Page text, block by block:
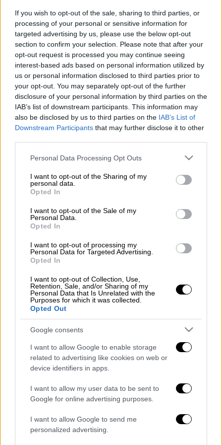
If you wish to opt-out of the sale, sharing to third parties, or
processing of your personal or sensitive information for
targeted advertising by us, please use the below opt-out
section to confirm your selection. Please note that after your
opt-out request is processed you may continue seeing
interest-based ads based on personal information utilized by
us or personal information disclosed to third parties prior to
your opt-out. You may separately opt-out of the further
disclosure of your personal information by third parties on the
IAB’s list of downstream participants. This information may
also be disclosed by us to third parties on the IAB’s List of
Downstream Participants that may further disclose it to other
Please note that this website/app uses one or more Google
not limited to your visit or usage behaviour. You may click to
grant or deny consent to Google and its third-party tags to
use your data for below specified purposes in below Google
consent section.
Personal Data Processing Opt Outs
I want to opt-out of the Sharing of my
personal data.
Opted In
I want to opt-out of the Sale of my
Personal Data.
Opted In
I want to opt-out of processing my
Personal Data for Targeted Advertising.
Opted In
I want to opt-out of Collection, Use,
Retention, Sale, and/or Sharing of my
Personal Data that Is Unrelated with the
Purposes for which it was collected.
Opted Out
Google consents
I want to allow Google to enable storage
related to advertising like cookies on web or
device identifiers in apps.
I want to allow my user data to be sent to
Google for online advertising purposes.
I want to allow Google to send me
personalized advertising.
Γουατεμάλα/Χ
Προσθέστε το ΕΘΝΟΣ στη Google
Τη ζωή του κατά τη διάρκειαθρησκευτικής
τελετήςέχασε 45χρονος στηΓουατεμάλα.
Ο 45χρονος Μιγκέλ Σουτ στήριζε έναν
άνδρα που ετοιμαζόταν ναβαπτιστεί στη
λίμνηΑτιτλάν. Ξαφνικά ο άνδρας έχασε την
ισορροπίατου με συνέπεια ο Σουτ που τον
κρατούσενα βρεθεί κάτω από το νερό.«Ωχ,
ακούγονται να φωνάζουν αυτόπτες
μάρτυρες.
ΔΙΑΒΑΣΤΕ ΕΠΙΣΗΣ
Κόσμος|25.03.2025 22:51
Ξεχειλίζει η οργή στην Τουρκία: Έκτη
Πάνω από 1.100 συλλήψεις
«Ωχ πνίγηκε», φώναζαν
Momento exacto en que mųerę en
lago de Atitlan!
Observen detenidamente al de
nombre Miguel Sut proveniente de
Chichicastenango Quiché, ellos